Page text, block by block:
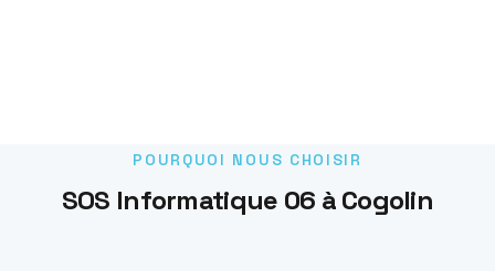
POURQUOI NOUS CHOISIR
SOS Informatique 06 à Cogolin